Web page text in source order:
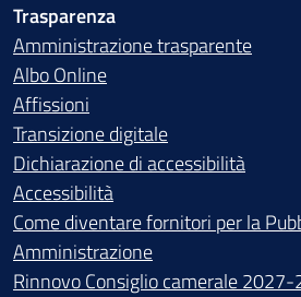
Trasparenza
Amministrazione trasparente
Albo Online
Affissioni
Transizione digitale
Dichiarazione di accessibilità
Accessibilità
Come diventare fornitori per la
Amministrazione
Rinnovo Consiglio camerale